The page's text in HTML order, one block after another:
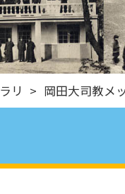
リ > 岡田大司教メ